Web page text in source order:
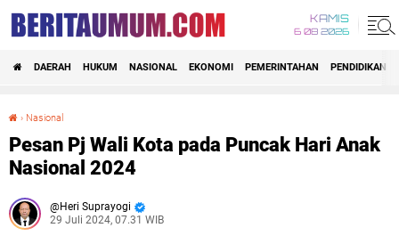
KAMIS
6 08 2026
DAERAH HUKUM NASIONAL EKONOMI PEMERINTAHAN PENDIDIKAN
› Nasional
Pesan Pj Wali Kota pada Puncak Hari Anak
Nasional 2024
Heri Suprayogi
29 Juli 2024, 07.31 WIB